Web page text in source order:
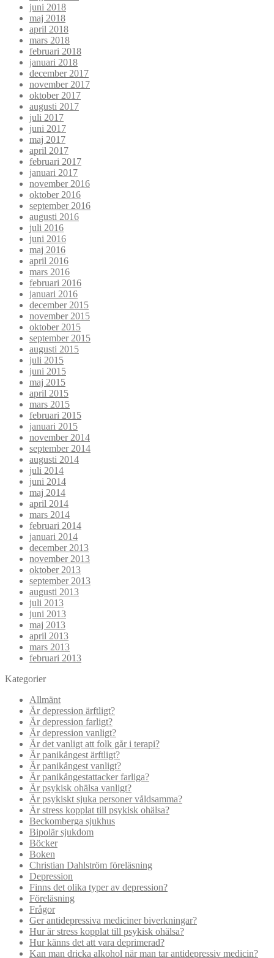
juni 2018
maj 2018
april 2018
mars 2018
februari 2018
januari 2018
december 2017
november 2017
oktober 2017
augusti 2017
juli 2017
juni 2017
maj 2017
april 2017
februari 2017
januari 2017
november 2016
oktober 2016
september 2016
augusti 2016
juli 2016
juni 2016
maj 2016
april 2016
mars 2016
februari 2016
januari 2016
december 2015
november 2015
oktober 2015
september 2015
augusti 2015
juli 2015
juni 2015
maj 2015
april 2015
mars 2015
februari 2015
januari 2015
november 2014
september 2014
augusti 2014
juli 2014
juni 2014
maj 2014
april 2014
mars 2014
februari 2014
januari 2014
december 2013
november 2013
oktober 2013
september 2013
augusti 2013
juli 2013
juni 2013
maj 2013
april 2013
mars 2013
februari 2013
Kategorier
Allmänt
Är depression ärftligt?
Är depression farligt?
Är depression vanligt?
Är det vanligt att folk går i terapi?
Är panikångest ärftligt?
Är panikångest vanligt?
Är panikångestattacker farliga?
Är psykisk ohälsa vanligt?
Är psykiskt sjuka personer våldsamma?
Är stress kopplat till psykisk ohälsa?
Beckomberga sjukhus
Bipolär sjukdom
Böcker
Boken
Christian Dahlström föreläsning
Depression
Finns det olika typer av depression?
Föreläsning
Frågor
Ger antidepressiva mediciner biverkningar?
Hur är stress kopplat till psykisk ohälsa?
Hur känns det att vara deprimerad?
Kan man dricka alkohol när man tar antidepressiv medicin?